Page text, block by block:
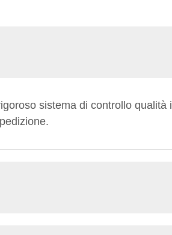
sistema di controllo qualità